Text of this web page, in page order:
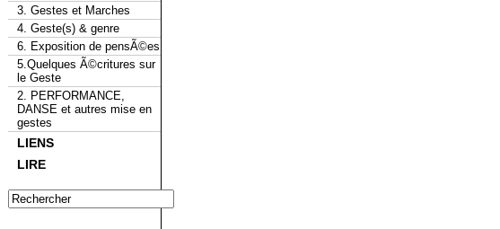
3. Gestes et Marches
4. Geste(s) & genre
6. Exposition de pensÃ©es
5.Quelques Ã©critures sur
le Geste
2. PERFORMANCE,
DANSE et autres mise en
gestes
LIENS
LIRE